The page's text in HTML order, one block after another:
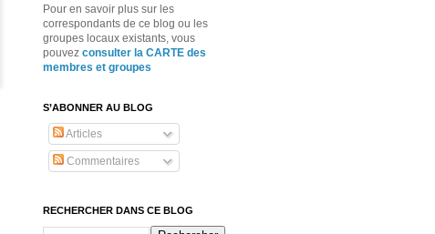
Pour en savoir plus sur les
correspondants de ce blog ou les
groupes locaux existants, vous
pouvez consulter la CARTE des
membres et groupes
S’ABONNER AU BLOG
Articles
Commentaires
RECHERCHER DANS CE BLOG